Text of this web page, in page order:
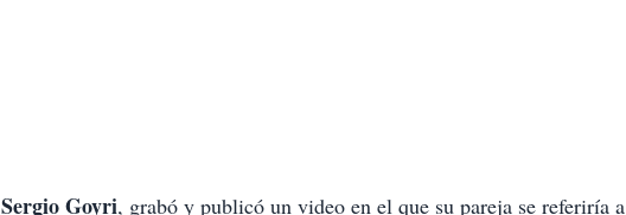
Sergio Goyri, grabó y publicó un video en el que su pareja se referiría a